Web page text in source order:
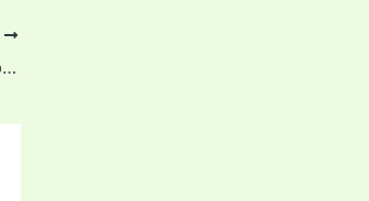
Asia Cup 2025 schedule set to be officially announced on…